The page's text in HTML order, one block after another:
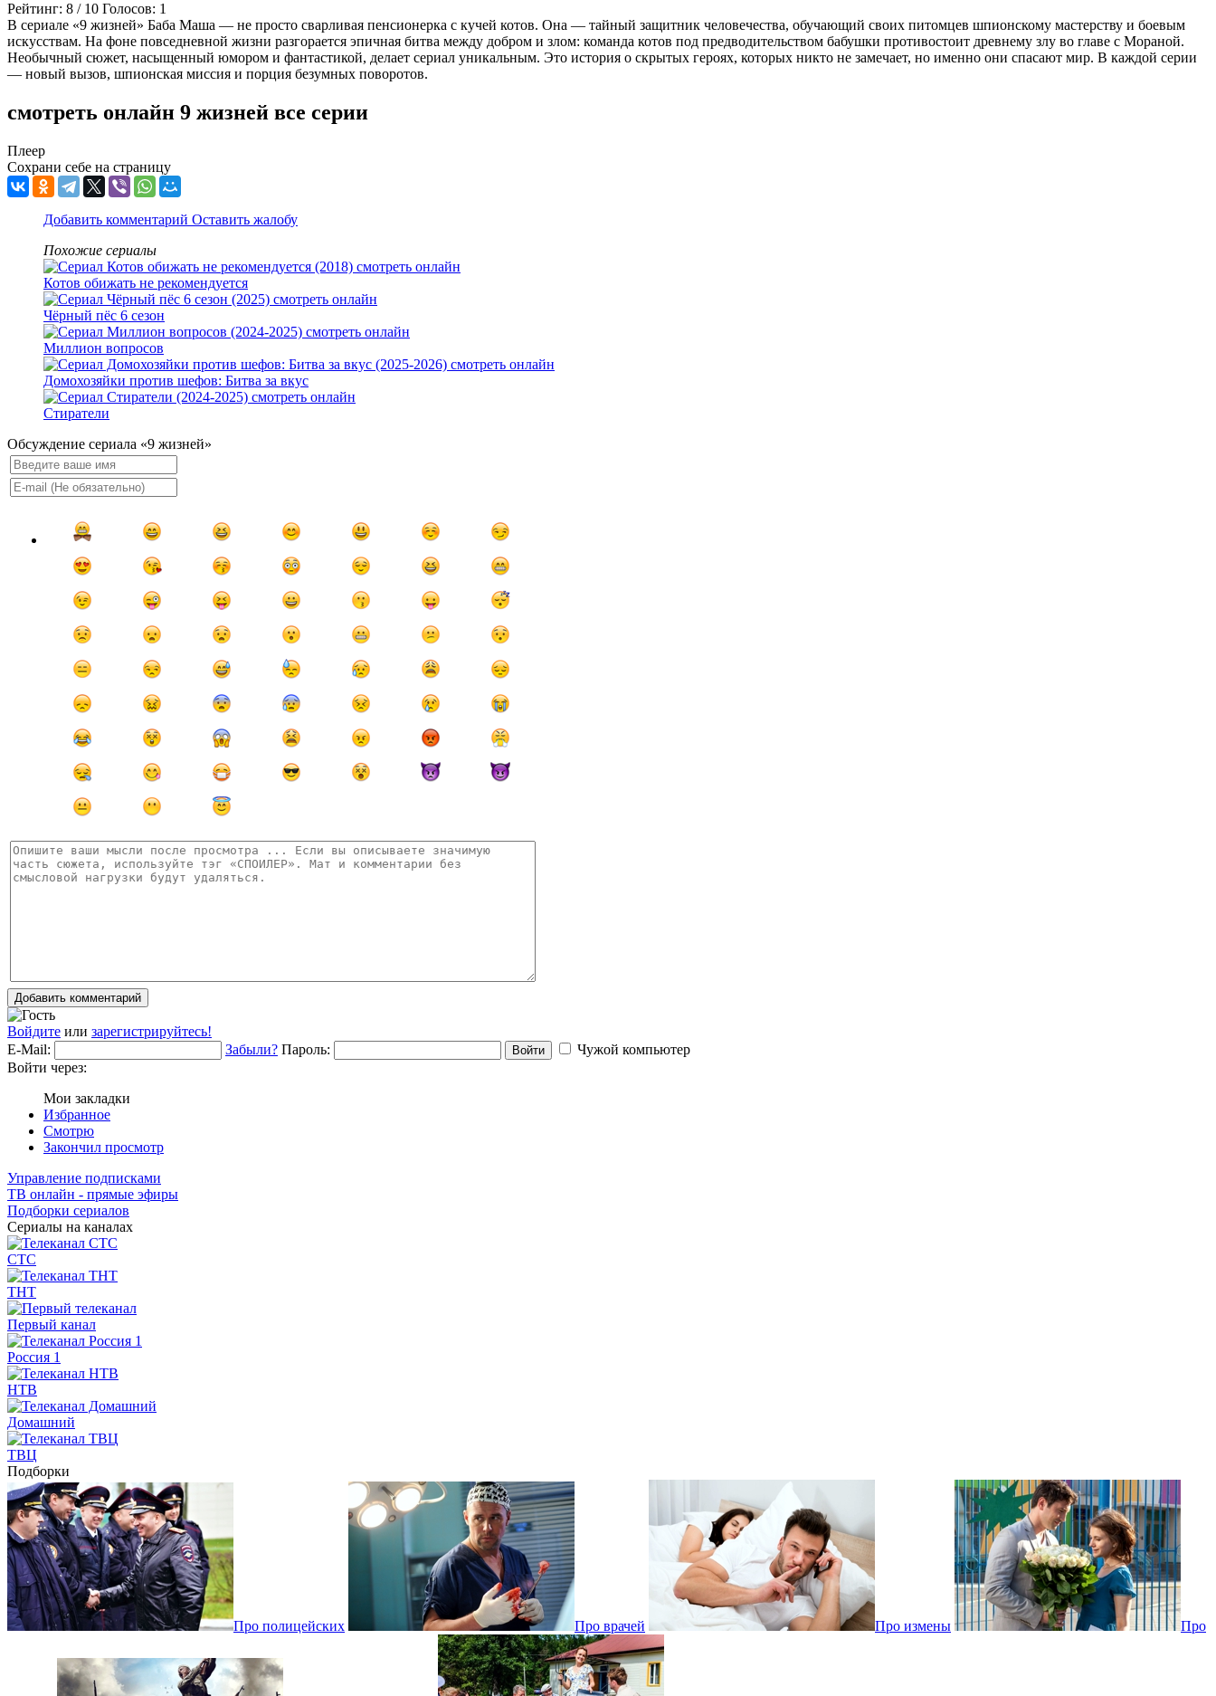
Рейтинг: 8 / 10 Голосов: 1
В сериале «9 жизней» Баба Маша — не просто сварливая пенсионерка с кучей котов. Она — тайный защитник человечества, обучающий своих питомцев шпионскому мастерству и боевым
искусствам. На фоне повседневной жизни разгорается эпичная битва между добром и злом: команда котов под предводительством бабушки противостоит древнему злу во главе с Мораной.
Необычный сюжет, насыщенный юмором и фантастикой, делает сериал уникальным. Это история о скрытых героях, которых никто не замечает, но именно они спасают мир. В каждой серии
— новый вызов, шпионская миссия и порция безумных поворотов.
смотреть онлайн 9 жизней все серии
Плеер
Сохрани себе на страницу
Добавить комментарий Оставить жалобу
Похожие сериалы
Котов обижать не рекомендуется
Чёрный пёс 6 сезон
Миллион вопросов
Домохозяйки против шефов: Битва за вкус
Стиратели
Обсуждение сериала «9 жизней»
Добавить комментарий
Войдите или зарегистрируйтесь!
E-Mail:
Забыли? Пароль: Войти
Чужой компьютер
Войти через:
Мои закладки
Избранное
Смотрю
Закончил просмотр
Управление подписками
ТВ онлайн - прямые эфиры
Подборки сериалов
Сериалы на каналах
СТС
ТНТ
Первый канал
Россия 1
НТВ
Домашний
ТВЦ
Подборки
Про полицейских Про врачей Про измены Про